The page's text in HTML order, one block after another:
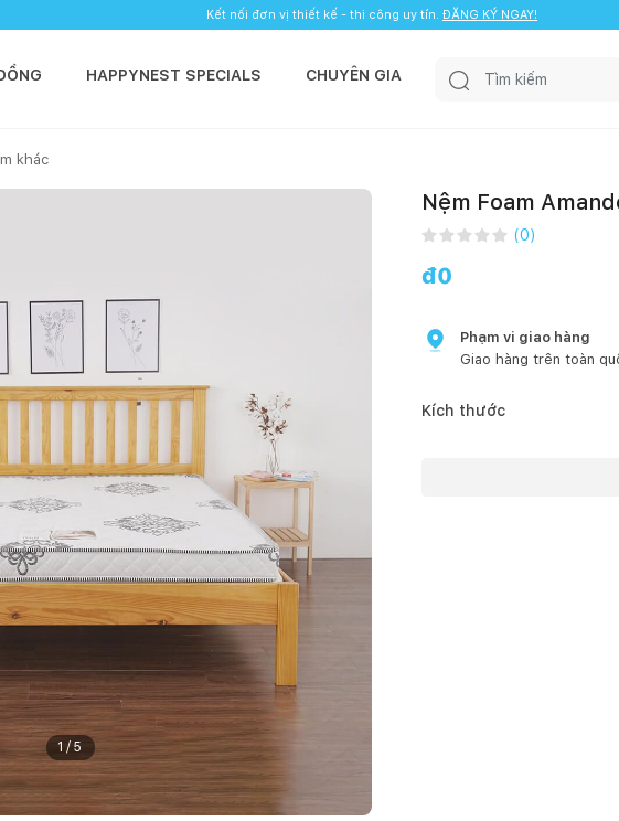
Kết nối đơn vị thiết kế - thi công uy tín. ĐĂNG KÝ NGAY!
HAPPYNEST SPECIALS CHUYÊN GIA
khác
1 / 5
Nệm Foam
(0)
đ0
Phạm vi giao hàng
Giao hàng trên toàn
Kích thước